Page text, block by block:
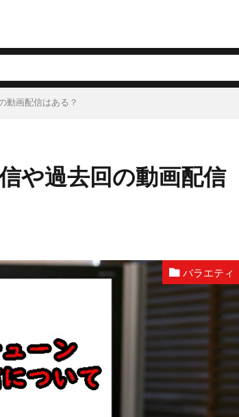
動画配信はある？
や過去回の動画配信
バラエティ